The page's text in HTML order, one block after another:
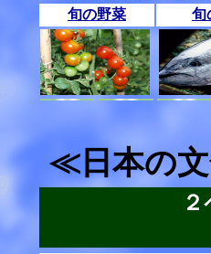
旬の野菜
旬
≪日本の